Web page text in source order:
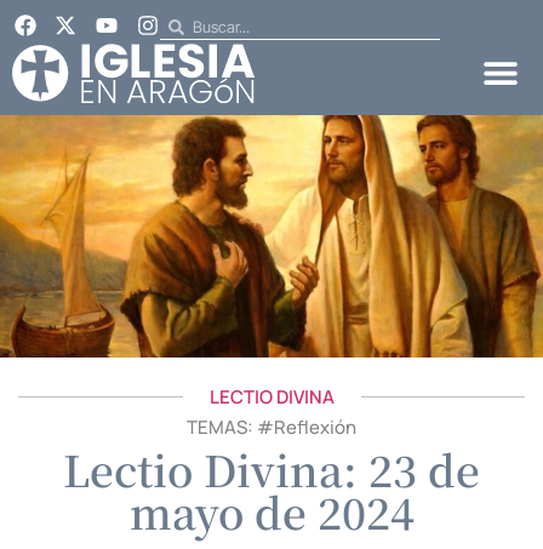
LECTIO DIVINA
TEMAS: #Reflexión
Lectio Divina: 23 de
mayo de 2024